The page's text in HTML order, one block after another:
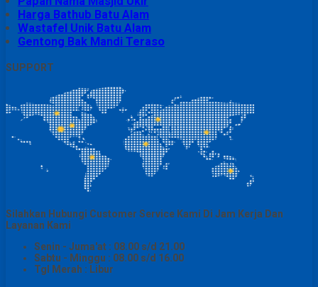
Harga Bathub Batu Alam
Wastafel Unik Batu Alam
Gentong Bak Mandi Teraso
SUPPORT
Silahkan Hubungi Customer Service Kami Di Jam Kerja Dan
Layanan Kami
Senin - Juma'at : 08.00 s/d 21.00
Sabtu - Minggu : 08.00 s/d 16.00
Tgl Merah : Libur